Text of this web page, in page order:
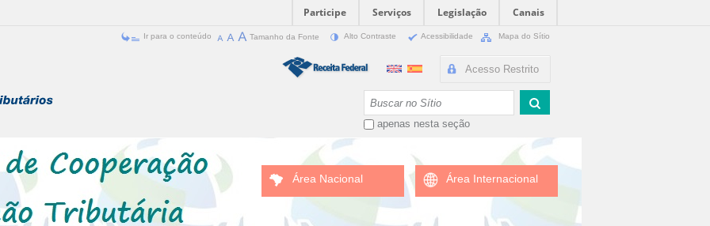
Participe Serviços Legislação
Canais
Ir para o conteúdo Tamanho da Fonte Alto Contraste Acessibilidade Mapa do Sítio
Acesso Restrito
apenas nesta seção
Área Nacional Área Internacional